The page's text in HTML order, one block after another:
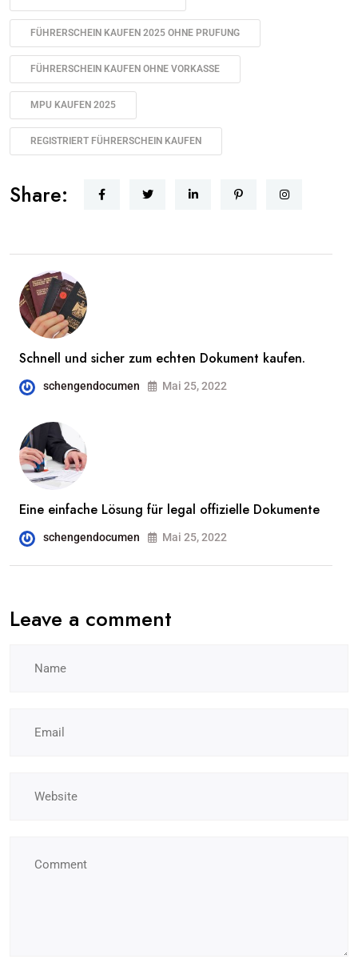
FÜHRERSCHEIN KAUFEN 2025 OHNE PRUFUNG
FÜHRERSCHEIN KAUFEN OHNE VORKASSE
MPU KAUFEN 2025
REGISTRIERT FÜHRERSCHEIN KAUFEN
Share:
Schnell und sicher zum echten Dokument kaufen.
schengendocumen Mai 25, 2022
Eine einfache Lösung für legal offizielle Dokumente
schengendocumen Mai 25, 2022
Leave a comment